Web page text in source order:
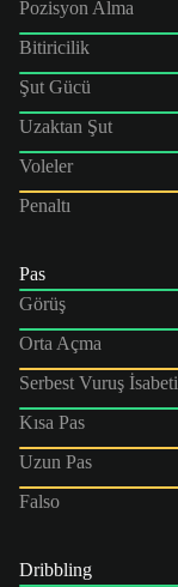
Pozisyon Alma
Bitiricilik
Şut Gücü
Uzaktan Şut
Voleler
Penaltı
Pas
Görüş
Orta Açma
Serbest Vuruş İsabeti
Kısa Pas
Uzun Pas
Falso
Dribbling